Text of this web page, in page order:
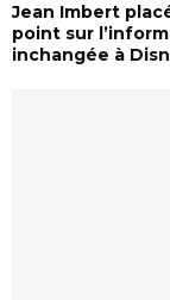
Jean Imbert
point sur
inchangée à